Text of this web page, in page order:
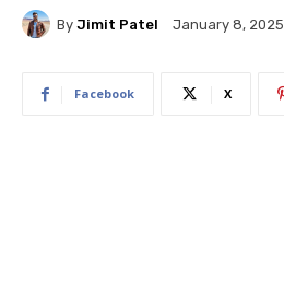
By Jimit Patel January 8, 2025
Facebook X